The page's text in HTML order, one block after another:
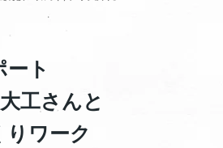
ト
工さんと
ワーク